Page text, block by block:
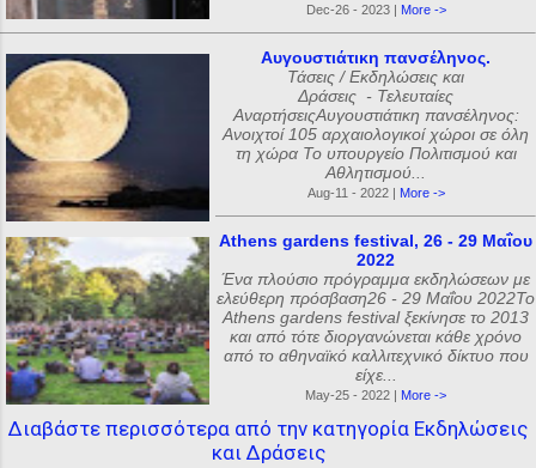
Dec-26 - 2023 | More ->
Αυγουστιάτικη πανσέληνος.
Τάσεις / Εκδηλώσεις και
Δράσεις - Τελευταίες
ΑναρτήσειςΑυγουστιάτικη πανσέληνος:
Ανοιχτοί 105 αρχαιολογικοί χώροι σε όλη
τη χώρα Το υπουργείο Πολιτισμού και
Αθλητισμού...
Aug-11 - 2022 | More ->
Athens gardens festival, 26 - 29 Μαΐου
2022
Ένα πλούσιο πρόγραμμα εκδηλώσεων με
ελεύθερη πρόσβαση26 - 29 Μαΐου 2022Το
Athens gardens festival ξεκίνησε το 2013
και από τότε διοργανώνεται κάθε χρόνο
από το αθηναϊκό καλλιτεχνικό δίκτυο που
είχε...
May-25 - 2022 | More ->
Διαβάστε περισσότερα από την κατηγορία Εκδηλώσεις
και Δράσεις